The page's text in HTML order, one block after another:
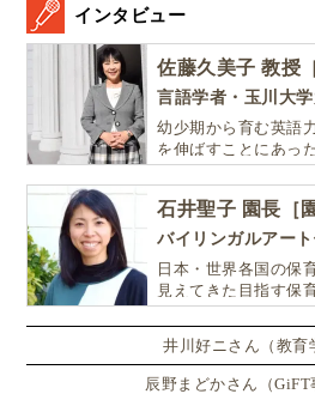
インタビュー
幼少期から育む英語
を伸ばすことにあっ
石井聖子 園長［
日本・世界各国の保
見えてきた目指す保
井川好ニさん（教育
辰野まどかさん（GiFT